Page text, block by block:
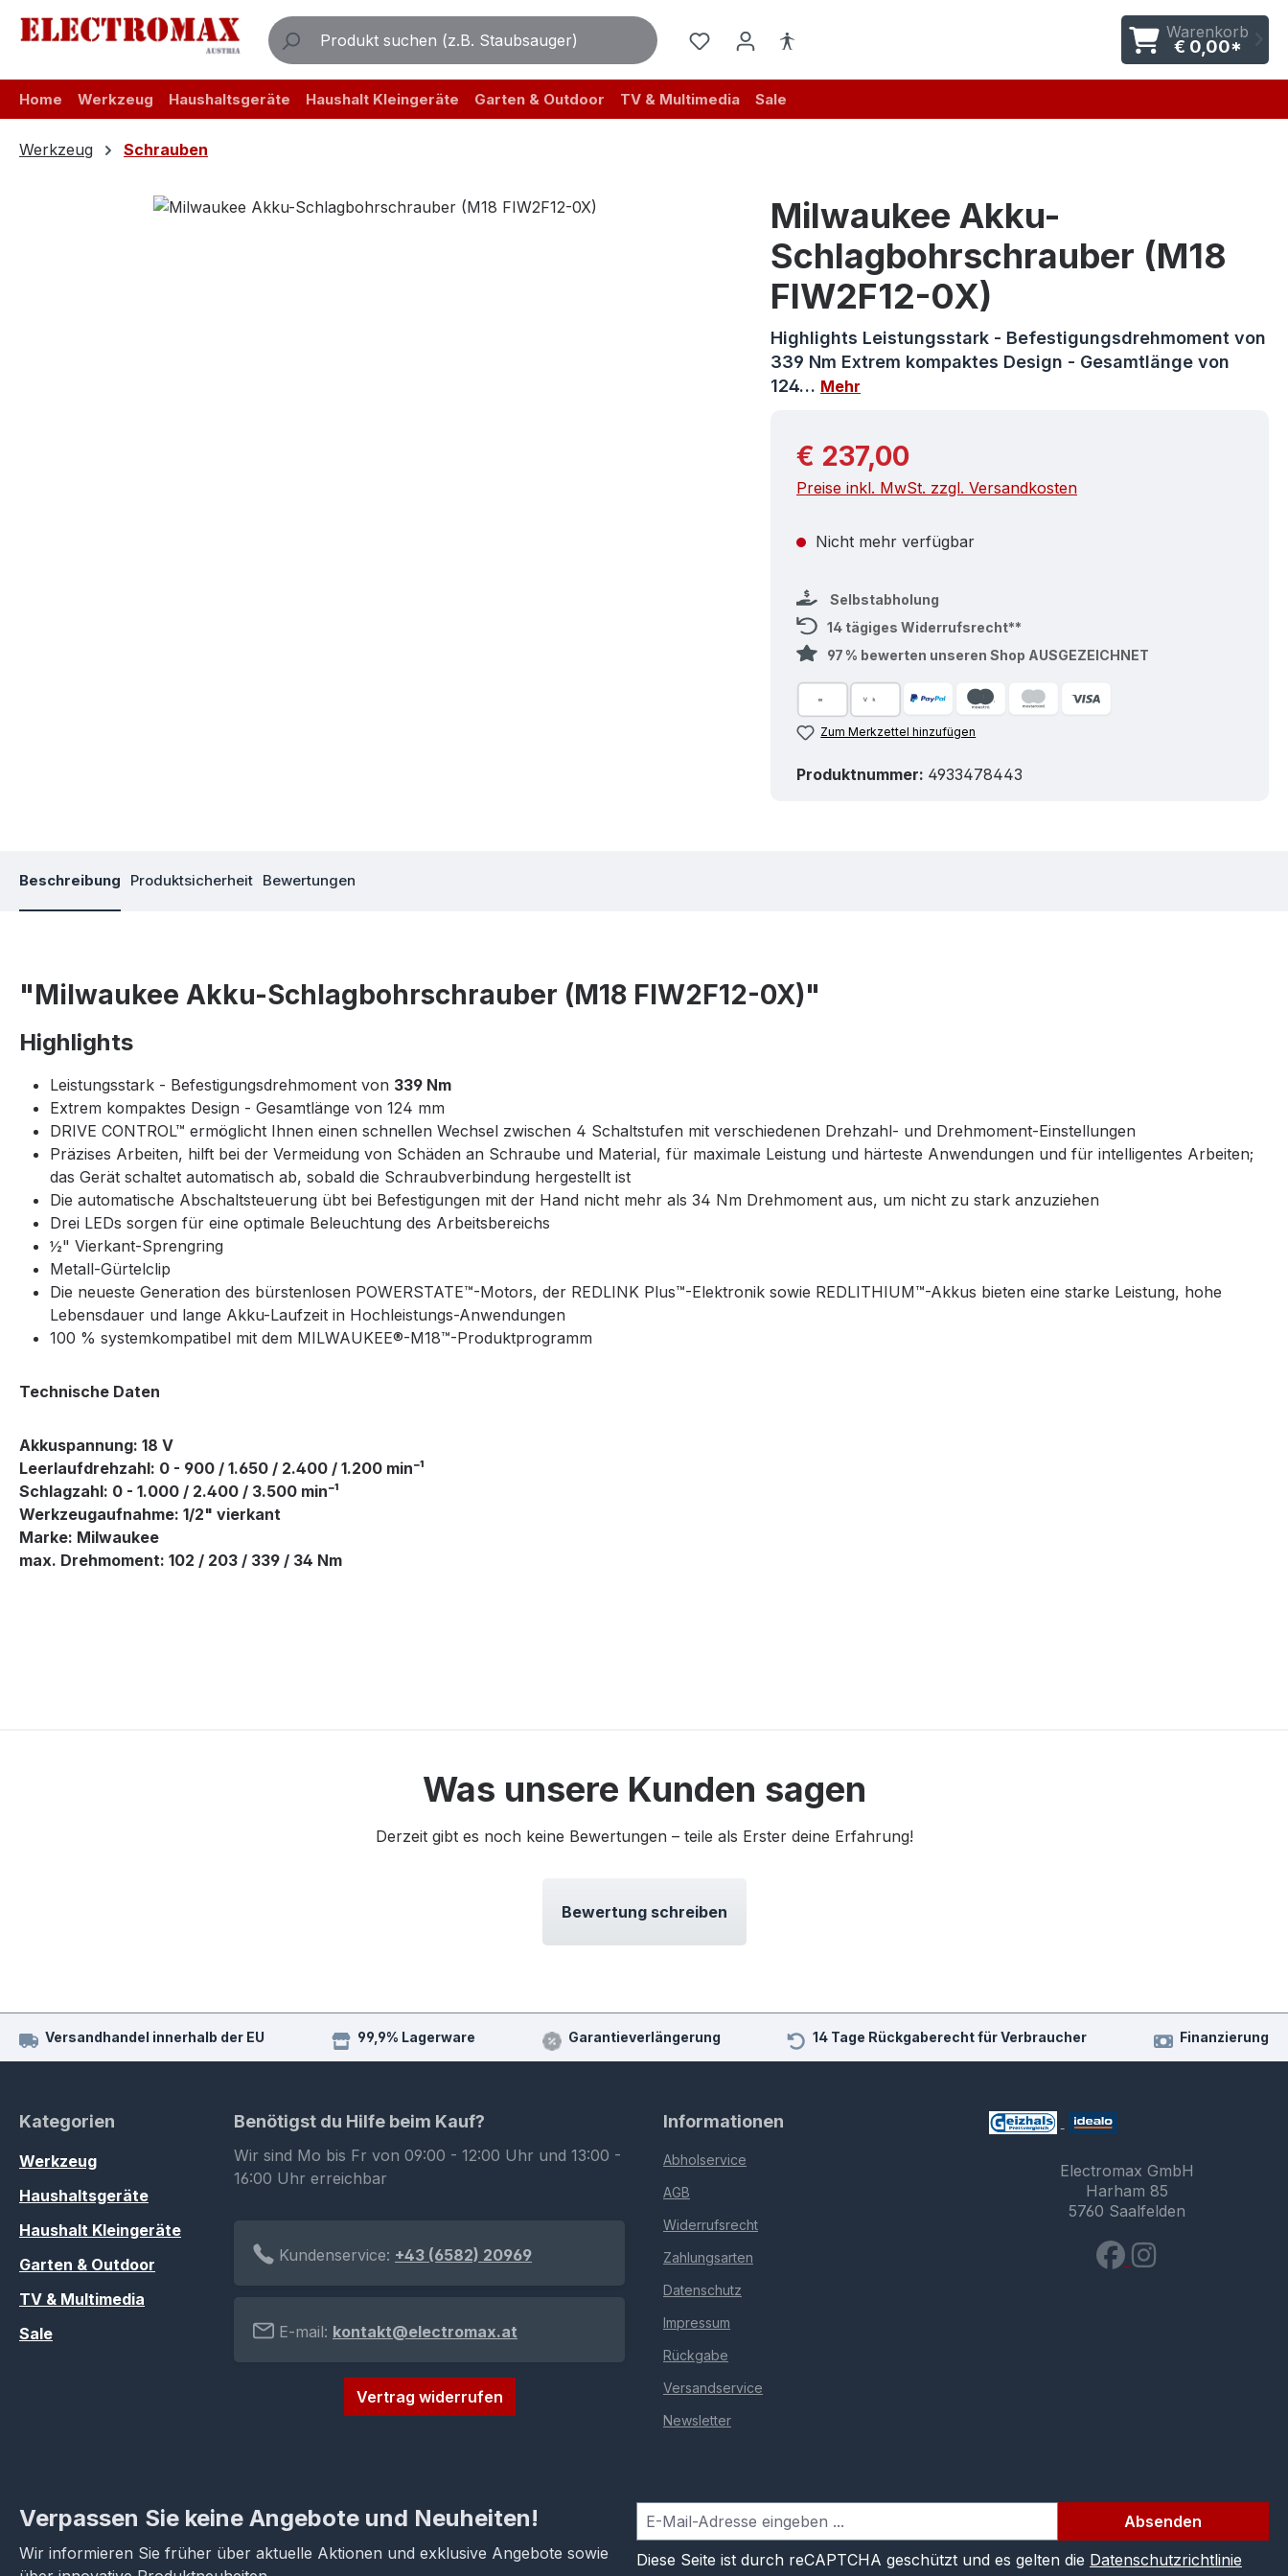
Hauptinhalt springen
Zur Suche springen
Zur Hauptnavigation springen Warenkorb
€ 0,00*
Home Werkzeug Haushaltsgeräte Haushalt Kleingeräte Garten & Outdoor TV & Multimedia Sale
Werkzeug Schrauben
Bildergalerie überspringen
Milwaukee Akku-
Schlagbohrschrauber (M18
FIW2F12-0X)
Highlights Leistungsstark - Befestigungsdrehmoment von
339 Nm Extrem kompaktes Design - Gesamtlänge von
124… Mehr
Regulärer Preis:
€ 237,00
Preise inkl. MwSt. zzgl. Versandkosten
Nicht mehr verfügbar
Selbstabholung
14 tägiges Widerrufsrecht**
97 % bewerten unseren Shop AUSGEZEICHNET
Zum Merkzettel hinzufügen
Produktnummer: 4933478443
Beschreibung Produktsicherheit Bewertungen
"Milwaukee Akku-Schlagbohrschrauber (M18 FIW2F12-0X)"
Highlights
Leistungsstark - Befestigungsdrehmoment von 339 Nm
Extrem kompaktes Design - Gesamtlänge von 124 mm
DRIVE CONTROL™ ermöglicht Ihnen einen schnellen Wechsel zwischen 4 Schaltstufen mit verschiedenen Drehzahl- und Drehmoment-Einstellungen
Präzises Arbeiten, hilft bei der Vermeidung von Schäden an Schraube und Material, für maximale Leistung und härteste Anwendungen und für intelligentes Arbeiten;
das Gerät schaltet automatisch ab, sobald die Schraubverbindung hergestellt ist
Die automatische Abschaltsteuerung übt bei Befestigungen mit der Hand nicht mehr als 34 Nm Drehmoment aus, um nicht zu stark anzuziehen
Drei LEDs sorgen für eine optimale Beleuchtung des Arbeitsbereichs
½" Vierkant-Sprengring
Metall-Gürtelclip
Die neueste Generation des bürstenlosen POWERSTATE™-Motors, der REDLINK Plus™-Elektronik sowie REDLITHIUM™-Akkus bieten eine starke Leistung, hohe
Lebensdauer und lange Akku-Laufzeit in Hochleistungs-Anwendungen
100 % systemkompatibel mit dem MILWAUKEE®-M18™-Produktprogramm
Technische Daten
Akkuspannung: 18 V
Leerlaufdrehzahl: 0 - 900 / 1.650 / 2.400 / 1.200 min⁻¹
Schlagzahl: 0 - 1.000 / 2.400 / 3.500 min⁻¹
Werkzeugaufnahme: 1/2" vierkant
Marke: Milwaukee
max. Drehmoment: 102 / 203 / 339 / 34 Nm
Was unsere Kunden sagen
Derzeit gibt es noch keine Bewertungen – teile als Erster deine Erfahrung!
Bewertung schreiben
Versandhandel innerhalb der EU 99,9% Lagerware Garantieverlängerung 14 Tage Rückgaberecht für Verbraucher Finanzierung
Kategorien
Werkzeug
Haushaltsgeräte
Haushalt Kleingeräte
Garten & Outdoor
TV & Multimedia
Sale
Benötigst du Hilfe beim Kauf?
Wir sind Mo bis Fr von 09:00 - 12:00 Uhr und 13:00 -
16:00 Uhr erreichbar
Kundenservice: +43 (6582) 20969
E-mail: kontakt@electromax.at
Vertrag widerrufen
Informationen
Abholservice
AGB
Widerrufsrecht
Zahlungsarten
Datenschutz
Impressum
Rückgabe
Versandservice
Newsletter
Electromax GmbH
Harham 85
5760 Saalfelden
Verpassen Sie keine Angebote und Neuheiten!
Wir informieren Sie früher über aktuelle Aktionen und exklusive Angebote sowie
Absenden
Diese Seite ist durch reCAPTCHA geschützt und es gelten die Datenschutzrichtlinie